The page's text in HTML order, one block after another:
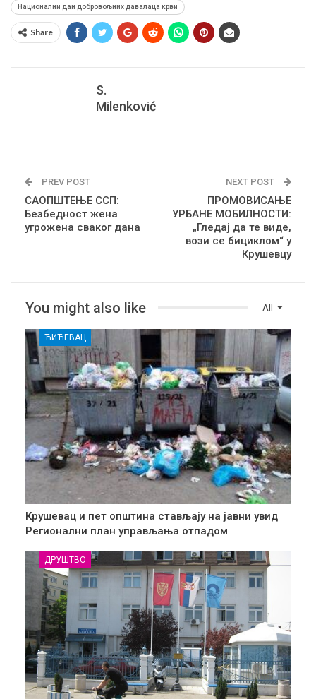
Национални дан добровољних давалаца крви
Share
S.
Milenković
PREV POST
САОПШТЕЊЕ ССП:
Безбедност жена
угрожена сваког дана
NEXT POST
ПРОМОВИСАЊЕ
УРБАНЕ МОБИЛНОСТИ:
„Гледај да те виде,
вози се бициклом“ у
Крушевцу
All
You might also like
ЋИЋЕВАЦ
Крушевац и пет општина стављају на јавни увид
Регионални план управљања отпадом
ДРУШТВО